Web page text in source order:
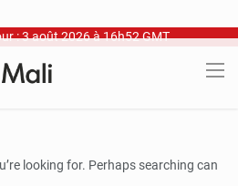
: 3 août 2026 à 16h52 GMT
looking for. Perhaps searching can